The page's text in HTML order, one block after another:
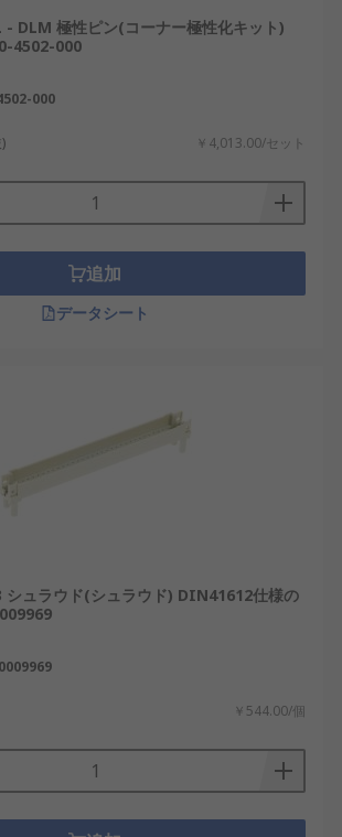
DLM 極性ピン(コーナー極性化キット)
4502-000
000
￥4,013.00/セット
追加
データシート
ュラウド(シュラウド) DIN41612仕様の
￥544.00/個